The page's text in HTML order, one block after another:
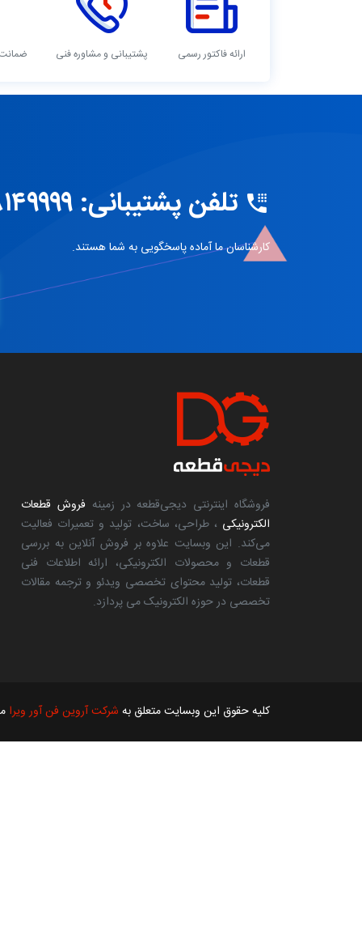
ارائه فاکتور رسمی پشتیبانی و مشاوره فنی
تلفن پشتیبانی: ۵۸۱۴۹۹۹۹ ۰۲۱
کارشناسان ما آماده پاسخگویی به شما هستند.
فروشگاه اینترنتی دیجی‌قطعه در زمینه فروش قطعات
الکترونیکی ، طراحی، ساخت، تولید و تعمیرات فعالیت
می‌کند. این وبسایت علاوه بر فروش آنلاین به بررسی
قطعات و محصولات الکترونیکی، ارائه اطلاعات فنی
قطعات، تولید محتوای تخصصی ویدئو و ترجمه مقالات
تخصصی در حوزه الکترونیک می پردازد.
کلیه حقوق این وبسایت متعلق به شرکت آروین فن آور ویرا